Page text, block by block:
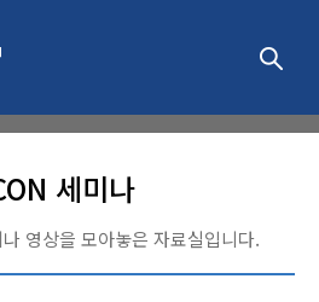
세미나
영상을 모아놓은 자료실입니다.